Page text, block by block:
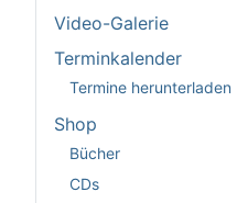
Video-Galerie
Terminkalender
Termine herunterladen
Shop
Bücher
CDs